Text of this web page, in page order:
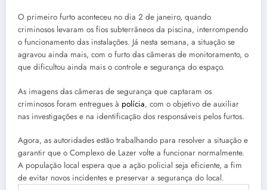
O primeiro furto aconteceu no dia 2 de janeiro, quando
criminosos levaram os fios subterrâneos da piscina, interrompendo
o funcionamento das instalações. Já nesta semana, a situação se
agravou ainda mais, com o furto das câmeras de monitoramento, o
que dificultou ainda mais o controle e segurança do espaço.
As imagens das câmeras de segurança que captaram os
criminosos foram entregues à polícia, com o objetivo de auxiliar
nas investigações e na identificação dos responsáveis pelos furtos.
Agora, as autoridades estão trabalhando para resolver a situação e
garantir que o Complexo de Lazer volte a funcionar normalmente.
A população local espera que a ação policial seja eficiente, a fim
de evitar novos incidentes e preservar a segurança do local.